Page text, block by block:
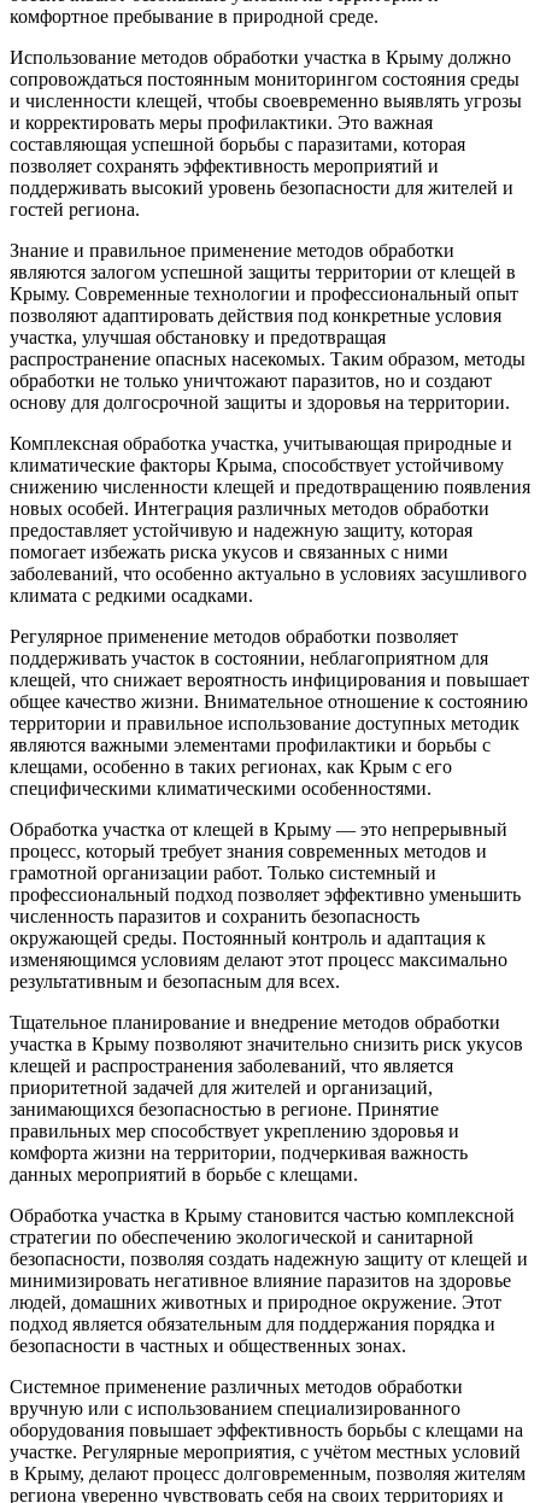
комфортное пребывание в природной среде.
Использование методов обработки участка в Крыму должно
сопровождаться постоянным мониторингом состояния среды
и численности клещей, чтобы своевременно выявлять угрозы
и корректировать меры профилактики. Это важная
составляющая успешной борьбы с паразитами, которая
позволяет сохранять эффективность мероприятий и
поддерживать высокий уровень безопасности для жителей и
гостей региона.
Знание и правильное применение методов обработки
являются залогом успешной защиты территории от клещей в
Крыму. Современные технологии и профессиональный опыт
позволяют адаптировать действия под конкретные условия
участка, улучшая обстановку и предотвращая
распространение опасных насекомых. Таким образом, методы
обработки не только уничтожают паразитов, но и создают
основу для долгосрочной защиты и здоровья на территории.
Комплексная обработка участка, учитывающая природные и
климатические факторы Крыма, способствует устойчивому
снижению численности клещей и предотвращению появления
новых особей. Интеграция различных методов обработки
предоставляет устойчивую и надежную защиту, которая
помогает избежать риска укусов и связанных с ними
заболеваний, что особенно актуально в условиях засушливого
климата с редкими осадками.
Регулярное применение методов обработки позволяет
поддерживать участок в состоянии, неблагоприятном для
клещей, что снижает вероятность инфицирования и повышает
общее качество жизни. Внимательное отношение к состоянию
территории и правильное использование доступных методик
являются важными элементами профилактики и борьбы с
клещами, особенно в таких регионах, как Крым с его
специфическими климатическими особенностями.
Обработка участка от клещей в Крыму — это непрерывный
процесс, который требует знания современных методов и
грамотной организации работ. Только системный и
профессиональный подход позволяет эффективно уменьшить
численность паразитов и сохранить безопасность
окружающей среды. Постоянный контроль и адаптация к
изменяющимся условиям делают этот процесс максимально
результативным и безопасным для всех.
Тщательное планирование и внедрение методов обработки
участка в Крыму позволяют значительно снизить риск укусов
клещей и распространения заболеваний, что является
приоритетной задачей для жителей и организаций,
занимающихся безопасностью в регионе. Принятие
правильных мер способствует укреплению здоровья и
комфорта жизни на территории, подчеркивая важность
данных мероприятий в борьбе с клещами.
Обработка участка в Крыму становится частью комплексной
стратегии по обеспечению экологической и санитарной
безопасности, позволяя создать надежную защиту от клещей и
минимизировать негативное влияние паразитов на здоровье
людей, домашних животных и природное окружение. Этот
подход является обязательным для поддержания порядка и
безопасности в частных и общественных зонах.
Системное применение различных методов обработки
вручную или с использованием специализированного
оборудования повышает эффективность борьбы с клещами на
участке. Регулярные мероприятия, с учётом местных условий
в Крыму, делают процесс долговременным, позволяя жителям
региона уверенно чувствовать себя на своих территориях и